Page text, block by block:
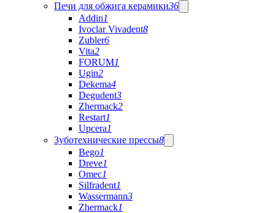
Печи для обжига керамики36
Addin1
Ivoclar Vivadent8
Zubler6
Vita2
FORUM1
Ugin2
Dekema4
Degudent3
Zhermack2
Restart1
Upcera1
Зуботехнические прессы8
Bego1
Dreve1
Omec1
Silfradent1
Wassermann3
Zhermack1